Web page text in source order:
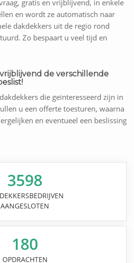
gratis en vrijblijvend, in enkele
en wordt ze automatisch naar
dakdekkers uit de regio rond
Zo bespaart u veel tijd en
de verschillende
die geïnteresseerd zijn in
u een offerte toesturen, waarna
en eventueel een beslissing
3598
AANGESLOTEN
180
OPDRACHTEN